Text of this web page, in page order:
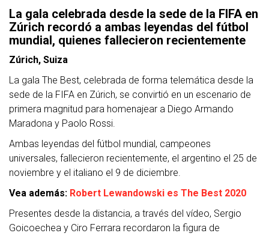
La gala celebrada desde la sede de la FIFA en
Zúrich recordó a ambas leyendas del fútbol
mundial, quienes fallecieron recientemente
Zúrich, Suiza
La gala The Best, celebrada de forma telemática desde la
sede de la FIFA en Zúrich, se convirtió en un escenario de
primera magnitud para homenajear a Diego Armando
Maradona y Paolo Rossi.
Ambas leyendas del fútbol mundial, campeones
universales, fallecieron recientemente, el argentino el 25 de
noviembre y el italiano el 9 de diciembre.
Vea además: Robert Lewandowski es The Best 2020
Presentes desde la distancia, a través del vídeo, Sergio
Goicoechea y Ciro Ferrara recordaron la figura de